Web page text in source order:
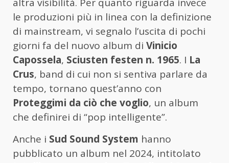
altra visibilità. Per quanto riguarda invece
le produzioni più in linea con la definizione
di mainstream, vi segnalo l’uscita di pochi
giorni fa del nuovo album di Vinicio
Capossela, Sciusten festen n. 1965. I La
Crus, band di cui non si sentiva parlare da
tempo, tornano quest’anno con
Proteggimi da ciò che voglio, un album
che definirei di “pop intelligente”.
Anche i Sud Sound System hanno
pubblicato un album nel 2024, intitolato